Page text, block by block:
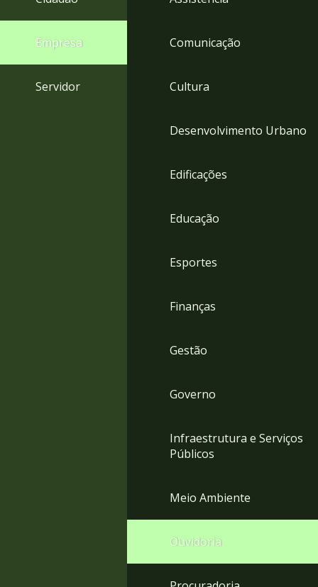
Empresa
Servidor
Comunicação
Cultura
Desenvolvimento Urbano
Edificações
Educação
Esportes
Finanças
Gestão
Governo
Infraestrutura e Serviços
Públicos
Meio Ambiente
Ouvidoria